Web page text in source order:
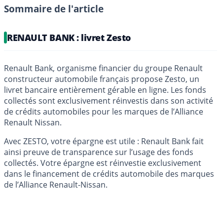
Sommaire de l'article
RENAULT BANK : livret Zesto
Renault Bank, organisme financier du groupe Renault
constructeur automobile français propose Zesto, un
livret bancaire entièrement gérable en ligne. Les fonds
collectés sont exclusivement réinvestis dans son activité
de crédits automobiles pour les marques de l’Alliance
Renault Nissan.
Avec ZESTO, votre épargne est utile : Renault Bank fait
ainsi preuve de transparence sur l’usage des fonds
collectés. Votre épargne est réinvestie exclusivement
dans le financement de crédits automobile des marques
de l’Alliance Renault-Nissan.